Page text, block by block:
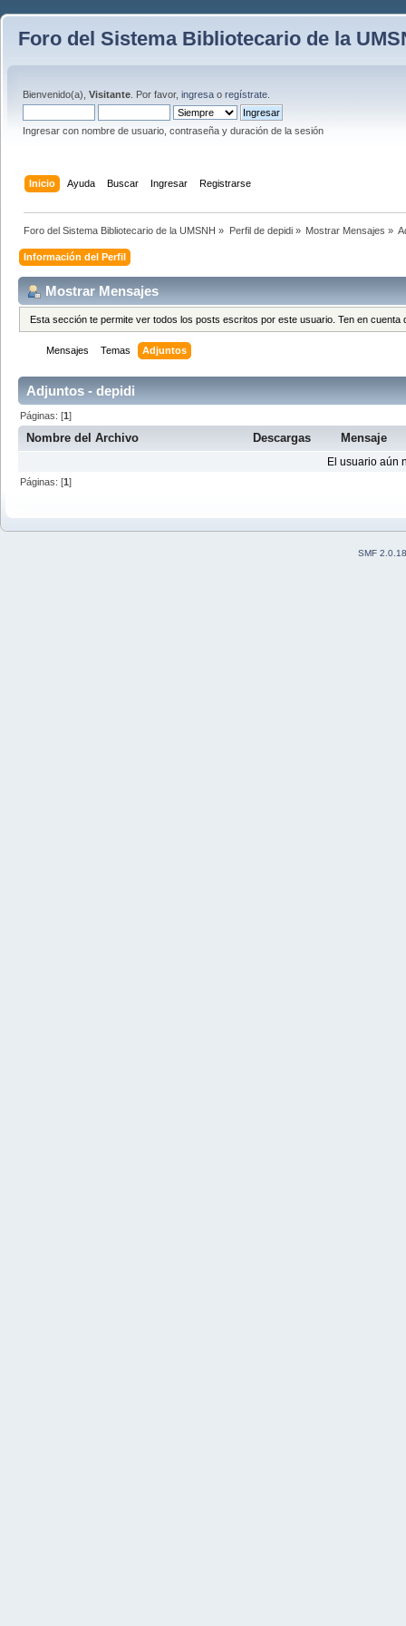
Foro del Sistema Bibliotecario de la
Bienvenido(a), Visitante . Por favor, ingresa o regístrate
Ingresar con nombre de usuario, contraseña y duración de la sesión
Inicio Ayuda Buscar Ingresar Registrarse
Foro del Sistema Bibliotecario de la UMSNH » Perfil de depidi » Mostrar Mensajes »
Información del Perfil
Mostrar Mensajes
Esta sección te permite ver todos los posts escritos por este usuario. Ten en
Mensajes Temas Adjuntos
Adjuntos - depidi
Páginas: [1]
Nombre del Archivo Descargas Mensaje
El usuario aún
Páginas: [1]
SMF 2.0.18